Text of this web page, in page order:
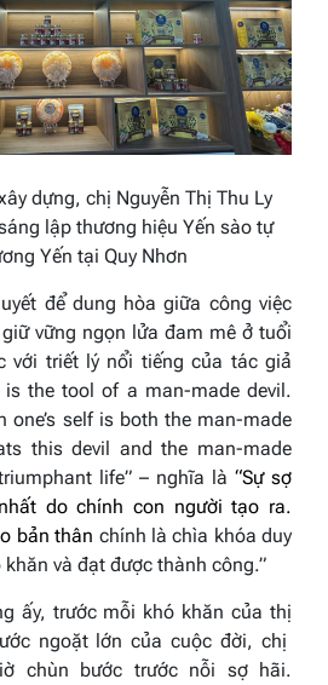
dựng, chị Nguyễn Thị Thu Ly
lập thương hiệu Yến sào tự
Yến tại Quy Nhơn
để dung hòa giữa công việc
vững ngọn lửa đam mê ở tuổi
với triết lý nổi tiếng của tác giả
is the tool of a man-made devil.
one’s self is both the man-made
this devil and the man-made
life” – nghĩa là “Sự sợ
do chính con người tạo ra.
bản thân chính là chìa khóa duy
và đạt được thành công.”
ấy, trước mỗi khó khăn của thị
ngoặt lớn của cuộc đời, chị
chùn bước trước nỗi sợ hãi.